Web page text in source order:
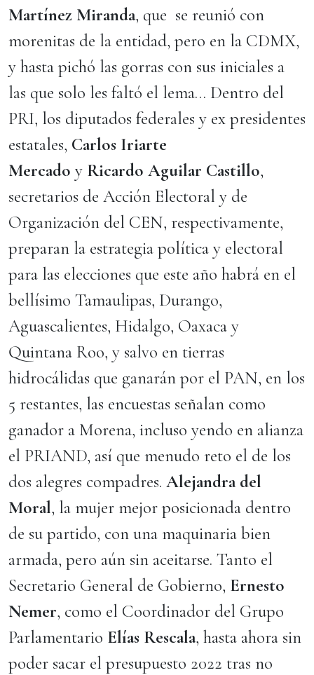
Martínez Miranda, que se reunió con
morenitas de la entidad, pero en la CDMX,
y hasta pichó las gorras con sus iniciales a
las que solo les faltó el lema… Dentro del
PRI, los diputados federales y ex presidentes
estatales, Carlos Iriarte
Mercado y Ricardo Aguilar Castillo,
secretarios de Acción Electoral y de
Organización del CEN, respectivamente,
preparan la estrategia política y electoral
para las elecciones que este año habrá en el
bellísimo Tamaulipas, Durango,
Aguascalientes, Hidalgo, Oaxaca y
Quintana Roo, y salvo en tierras
hidrocálidas que ganarán por el PAN, en los
5 restantes, las encuestas señalan como
ganador a Morena, incluso yendo en alianza
el PRIAND, así que menudo reto el de los
dos alegres compadres. Alejandra del
Moral, la mujer mejor posicionada dentro
de su partido, con una maquinaria bien
armada, pero aún sin aceitarse. Tanto el
Secretario General de Gobierno, Ernesto
Nemer, como el Coordinador del Grupo
Parlamentario Elías Rescala, hasta ahora sin
poder sacar el presupuesto 2022 tras no